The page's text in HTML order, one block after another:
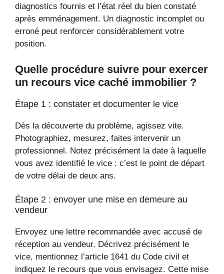
diagnostics fournis et l’état réel du bien constaté
après emménagement. Un diagnostic incomplet ou
erroné peut renforcer considérablement votre
position.
Quelle procédure suivre pour exercer
un recours vice caché immobilier ?
Étape 1 : constater et documenter le vice
Dès la découverte du problème, agissez vite.
Photographiez, mesurez, faites intervenir un
professionnel. Notez précisément la date à laquelle
vous avez identifié le vice : c’est le point de départ
de votre délai de deux ans.
Étape 2 : envoyer une mise en demeure au
vendeur
Envoyez une lettre recommandée avec accusé de
réception au vendeur. Décrivez précisément le
vice, mentionnez l’article 1641 du Code civil et
indiquez le recours que vous envisagez. Cette mise